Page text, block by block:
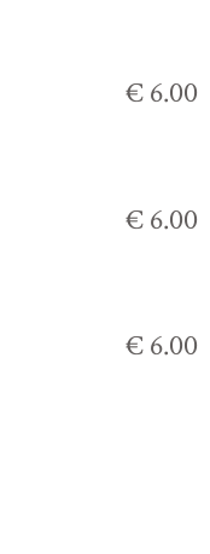
€ 6.00
€ 6.00
€ 6.00